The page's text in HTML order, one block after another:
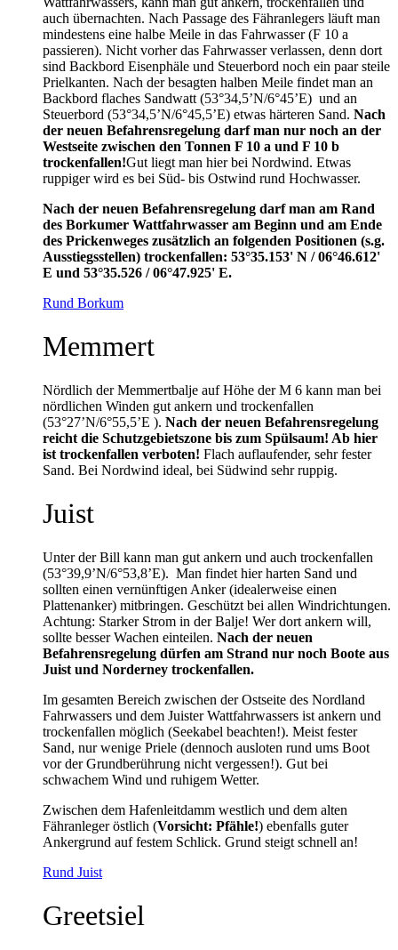
auch übernachten. Nach Passage des Fähranlegers läuft man
mindestens eine halbe Meile in das Fahrwasser (F 10 a
passieren). Nicht vorher das Fahrwasser verlassen, denn dort
sind Backbord Eisenphäle und Steuerbord noch ein paar steile
Prielkanten. Nach der besagten halben Meile findet man an
Backbord flaches Sandwatt (53°34,5’N/6°45’E) und an
Steuerbord (53°34,5’N/6°45,5’E) etwas härteren Sand. Nach
der neuen Befahrensregelung darf man nur noch an der
Westseite zwischen den Tonnen F 10 a und F 10 b
trockenfallen!Gut liegt man hier bei Nordwind. Etwas
ruppiger wird es bei Süd- bis Ostwind rund Hochwasser.
Nach der neuen Befahrensregelung darf man am Rand
des Borkumer Wattfahrwasser am Beginn und am Ende
des Prickenweges zusätzlich an folgenden Positionen (s.g.
Ausstiegsstellen) trockenfallen: 53°35.153' N / 06°46.612'
E und 53°35.526 / 06°47.925' E.
Rund Borkum
Memmert
Nördlich der Memmertbalje auf Höhe der M 6 kann man bei
nördlichen Winden gut ankern und trockenfallen
(53°27’N/6°55,5’E ). Nach der neuen Befahrensregelung
reicht die Schutzgebietszone bis zum Spülsaum! Ab hier
ist trockenfallen verboten! Flach auflaufender, sehr fester
Sand. Bei Nordwind ideal, bei Südwind sehr ruppig.
Juist
Unter der Bill kann man gut ankern und auch trockenfallen
(53°39,9’N/6°53,8’E). Man findet hier harten Sand und
sollten einen vernünftigen Anker (idealerweise einen
Plattenanker) mitbringen. Geschützt bei allen Windrichtungen.
Achtung: Starker Strom in der Balje! Wer dort ankern will,
sollte besser Wachen einteilen. Nach der neuen
Befahrensregelung dürfen am Strand nur noch Boote aus
Juist und Norderney trockenfallen.
Im gesamten Bereich zwischen der Ostseite des Nordland
Fahrwassers und dem Juister Wattfahrwassers ist ankern und
trockenfallen möglich (Seekabel beachten!). Meist fester
Sand, nur wenige Priele (dennoch ausloten rund ums Boot
vor der Grundberührung nicht vergessen!). Gut bei
schwachem Wind und ruhigem Wetter.
Zwischen dem Hafenleitdamm westlich und dem alten
Fähranleger östlich (Vorsicht: Pfähle!) ebenfalls guter
Ankergrund auf festem Schlick. Grund steigt schnell an!
Rund Juist
Greetsiel